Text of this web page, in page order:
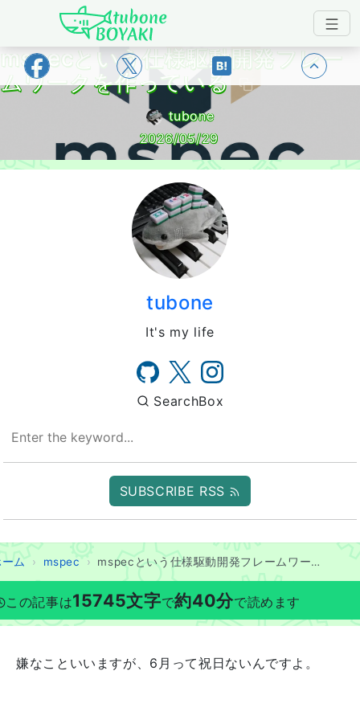
Japanese IT Developer's Blog tubone
mspecという仕様駆動開発フレー
ムワークを作っている
tubone
2026/05/29
tubone
It's my life
SearchBox
SUBSCRIBE RSS
ーム mspec mspecという仕様駆動開発フレームワークを作っている
この記事は15745文字で約40分で読めます
嫌なこといいますが、6月って祝日ないんですよ。
トップ